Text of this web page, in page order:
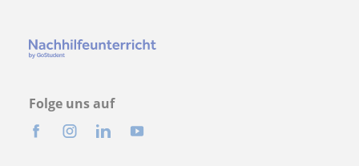
Folge uns auf